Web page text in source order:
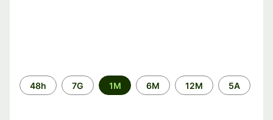
Periodo
di
48h 7G 1M 6M 12M 5A